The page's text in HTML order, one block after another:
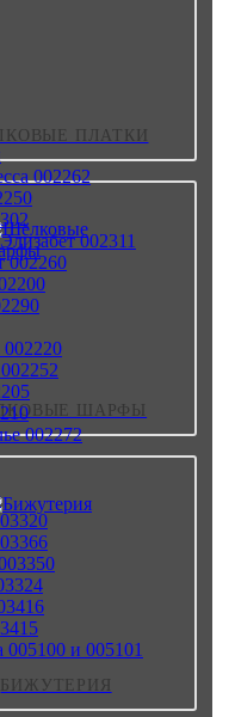
ПЛАТКИ
ШАРФЫ
БИЖУТЕРИЯ
002262
002311
002260
002272
и 005101